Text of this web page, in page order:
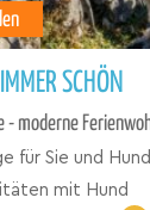
SCHÖN
- moderne
für Sie und Hund
mit Hund